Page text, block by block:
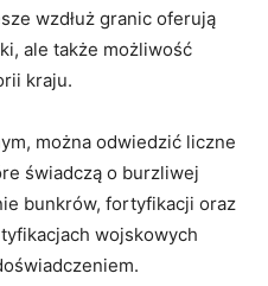
‍wzdłuż‌ granic oferują
ale także możliwość
kraju.
można odwiedzić liczne
świadczą o ⁤burzliwej
‍bunkrów,⁣ fortyfikacji⁣ oraz
wojskowych